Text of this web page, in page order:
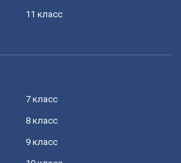
11 класс
7 класс
8 класс
9 класс